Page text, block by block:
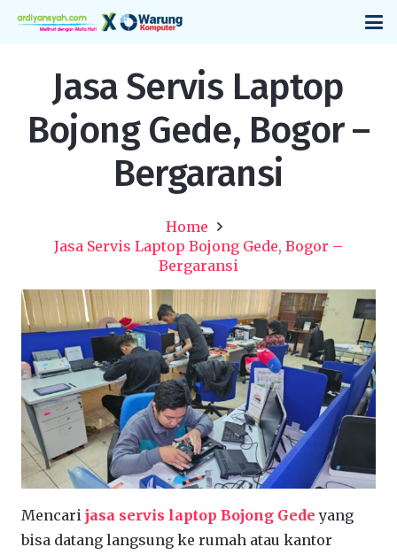
Jasa Servis Laptop
Bojong Gede, Bogor –
Bergaransi
Home
Jasa Servis Laptop Bojong Gede, Bogor –
Bergaransi
Mencari jasa servis laptop Bojong Gedeyang
bisa datang langsung ke rumah atau kantor